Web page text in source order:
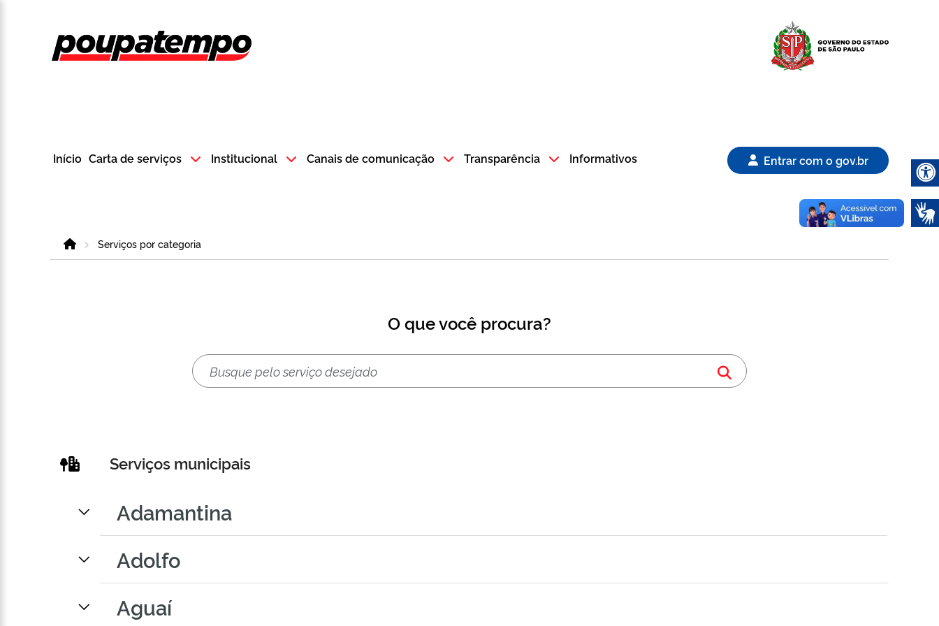
Logo do Poupatempo SP GOV BR direciona para a página inicial
Início Carta de serviços Institucional Canais de comunicação Transparência Informativos Entrar com o gov.br
HomeServiços por categoria
O que você procura?
Serviços municipais
Adamantina
Adolfo
Aguaí